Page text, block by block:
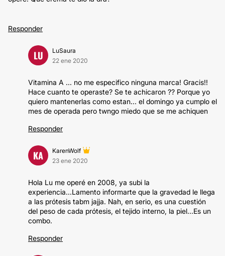
Responder
LU
LuSaura
22 ene 2020
Vitamina A ... no me especifico ninguna marca! Gracis!!
Hace cuanto te operaste? Se te achicaron ?? Porque yo
quiero mantenerlas como estan... el domingo ya cumplo el
mes de operada pero twngo miedo que se me achiquen
Responder
KA
KarenWolf
23 ene 2020
Hola Lu me operé en 2008, ya subi la
experiencia...Lamento informarte que la gravedad le llega
a las prótesis tabm jajja. Nah, en serio, es una cuestión
del peso de cada prótesis, el tejido interno, la piel...Es un
combo.
Responder